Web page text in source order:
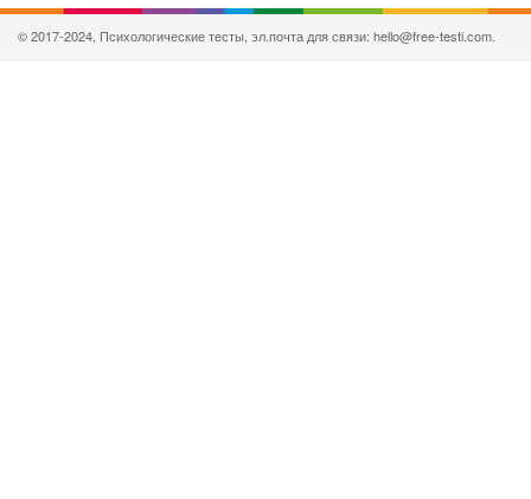
© 2017-2024, Психологические тесты, эл.почта для связи: hello@free-testi.com.